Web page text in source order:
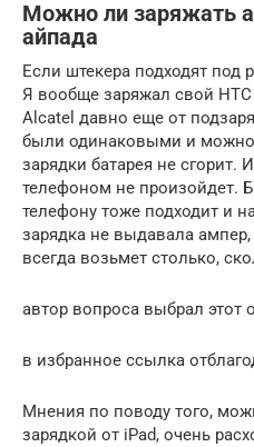
Можно ли заряжать
айпада
Если штекера подходят
Я вообще заряжал свой HTC
Alcatel давно еще от
были одинаковыми и можно
зарядки батарея не сгорит.
телефоном не произойдет.
телефону тоже подходит и
зарядка не выдавала
всегда возьмет столько,
автор вопроса выбрал этот
в избранное ссылка
Мнения по поводу того,
зарядкой от iPad, очень